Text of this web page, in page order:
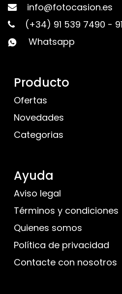
info@fotocasion.es
(+34) 91 539 7490 -
Whatsapp
Producto
Ofertas
Novedades
Categorias
Ayuda
Aviso legal
Términos y condiciones
Quienes somos
Política de privacidad
Contacte con nosotros